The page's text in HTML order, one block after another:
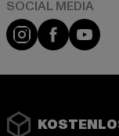
Instagram
Facebook